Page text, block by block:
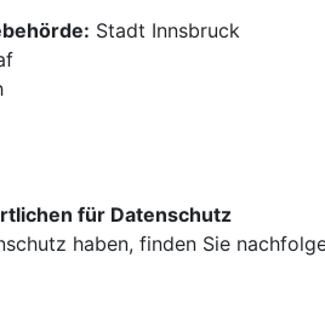
Stadt Innsbruck
für Datenschutz
haben, finden Sie